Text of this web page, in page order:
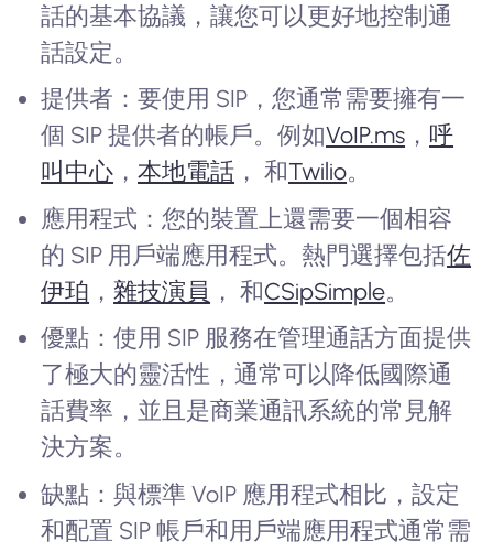
話的基本協議，讓您可以更好地控制通
話設定。
提供者：要使用 SIP，您通常需要擁有一
個 SIP 提供者的帳戶。例如VoIP.ms ， 呼
叫中心 ，本地電話 ， 和Twilio。
應用程式：您的裝置上還需要一個相容
的 SIP 用戶端應用程式。熱門選擇包括佐
伊珀 ，雜技演員 ， 和CSipSimple。
優點：使用 SIP 服務在管理通話方面提供
了極大的靈活性，通常可以降低國際通
話費率，並且是商業通訊系統的常見解
決方案。
缺點：與標準 VoIP 應用程式相比，設定
和配置 SIP 帳戶和用戶端應用程式通常需